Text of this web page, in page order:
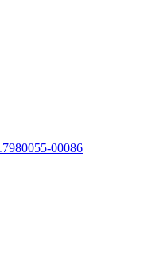
00086